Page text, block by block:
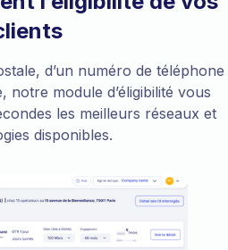
d’un numéro de téléphone
notre module d’éligibilité vous
les meilleurs réseaux et
disponibles.